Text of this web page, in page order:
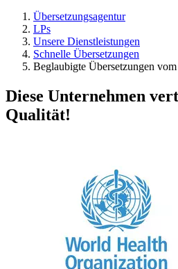
Übersetzungsagentur
LPs
Unsere Dienstleistungen
Schnelle Übersetzungen
Beglaubigte Übersetzungen
Diese Unternehmen
Qualität!